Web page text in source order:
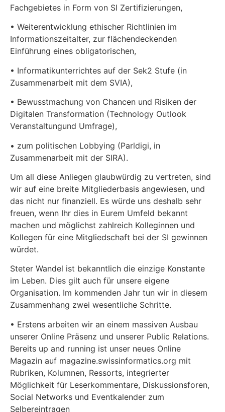
Fachgebietes in Form von SI Zertifizierungen,
• Weiterentwicklung ethischer Richtlinien im
Informationszeitalter, zur flächendeckenden
Einführung eines obligatorischen,
• Informatikunterrichtes auf der Sek2 Stufe (in
Zusammenarbeit mit dem SVIA),
• Bewusstmachung von Chancen und Risiken der
Digitalen Transformation (Technology Outlook
Veranstaltungund Umfrage),
• zum politischen Lobbying (Parldigi, in
Zusammenarbeit mit der SIRA).
Um all diese Anliegen glaubwürdig zu vertreten, sind
wir auf eine breite Mitgliederbasis angewiesen, und
das nicht nur finanziell. Es würde uns deshalb sehr
freuen, wenn Ihr dies in Eurem Umfeld bekannt
machen und möglichst zahlreich Kolleginnen und
Kollegen für eine Mitgliedschaft bei der SI gewinnen
würdet.
Steter Wandel ist bekanntlich die einzige Konstante
im Leben. Dies gilt auch für unsere eigene
Organisation. Im kommenden Jahr tun wir in diesem
Zusammenhang zwei wesentliche Schritte.
• Erstens arbeiten wir an einem massiven Ausbau
unserer Online Präsenz und unserer Public Relations.
Bereits up and running ist unser neues Online
Magazin auf magazine.swissinformatics.org mit
Rubriken, Kolumnen, Ressorts, integrierter
Möglichkeit für Leserkommentare, Diskussionsforen,
Social Networks und Eventkalender zum
Selbereintragen